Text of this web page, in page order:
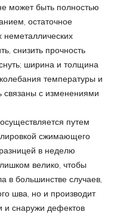
может быть полностью
остаточное
неметаллических
снизить прочность
ширина и толщина
температуры и
связаны с изменениями
путем
сжимающего
в неделю
велико, чтобы
в большинстве случаев,
шва, но и производит
и снаружи дефектов